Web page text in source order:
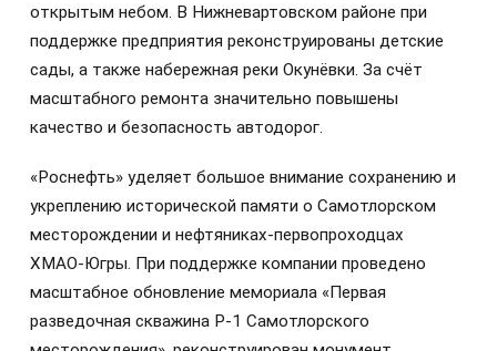
открытым небом. В Нижневартовском районе при
поддержке предприятия реконструированы детские
сады, а также набережная реки Окунёвки. За счёт
масштабного ремонта значительно повышены
качество и безопасность автодорог.
«Роснефть» уделяет большое внимание сохранению и
укреплению исторической памяти о Самотлорском
месторождении и нефтяниках-первопроходцах
ХМАО‑Югры. При поддержке компании проведено
масштабное обновление мемориала «Первая
разведочная скважина Р-1 Самотлорского